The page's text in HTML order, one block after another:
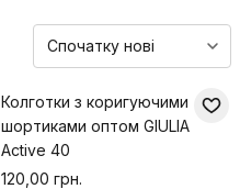
Колготки з коригуючими
шортиками оптом GIULIA
Active 40
120,00 грн.